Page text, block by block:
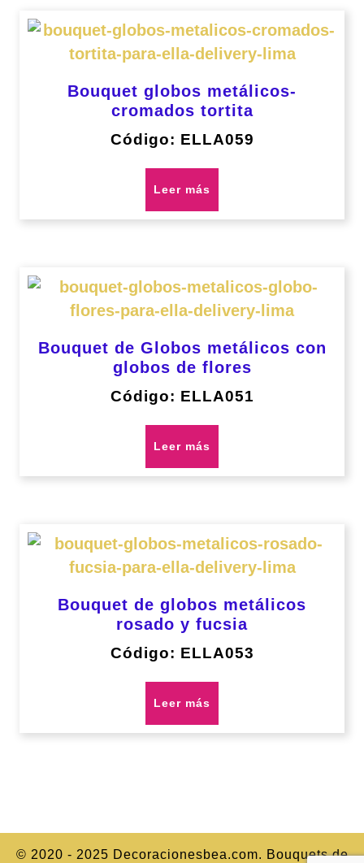
Bouquet globos metálicos-
cromados tortita
Código: ELLA059
Leer más
Bouquet de Globos metálicos con
globos de flores
Código: ELLA051
Leer más
Bouquet de globos metálicos
rosado y fucsia
Código: ELLA053
Leer más
© 2020 - 2025 Decoracionesbea.com. Bouquets de